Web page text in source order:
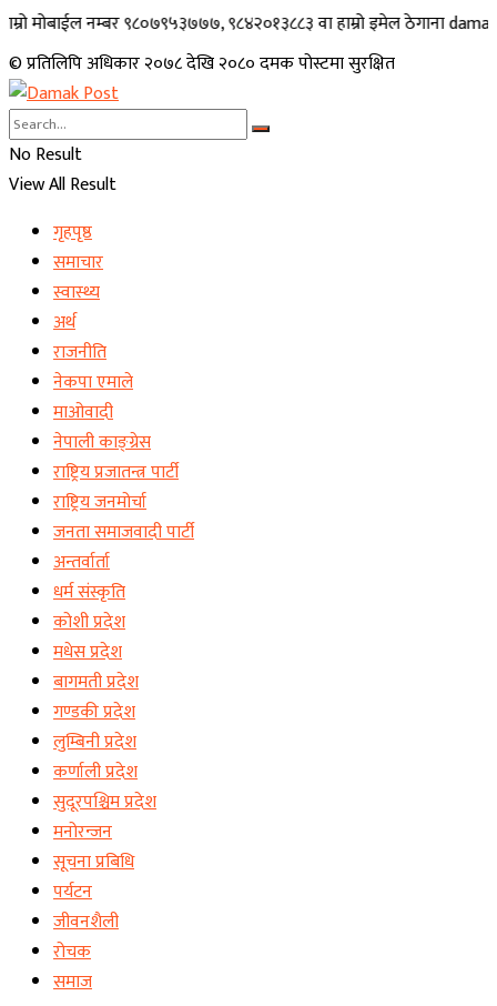
नम्बर ९८०७९५३७७७, ९८४२०१३८८३ वा हाम्रो इमेल ठेगाना
© प्रतिलिपि अधिकार २०७८ देखि २०८० दमक पोस्टमा सुरक्षित
No Result
View All Result
गृहपृष्ठ
समाचार
स्वास्थ्य
अर्थ
राजनीति
नेकपा एमाले
माओवादी
नेपाली काङ्ग्रेस
राष्ट्रिय प्रजातन्त्र पार्टी
राष्ट्रिय जनमोर्चा
जनता समाजवादी पार्टी
अन्तर्वार्ता
धर्म संस्कृति
कोशी प्रदेश
मधेस प्रदेश
बागमती प्रदेश
गण्डकी प्रदेश
लुम्बिनी प्रदेश
कर्णाली प्रदेश
सुदूरपश्चिम प्रदेश
मनोरन्जन
सूचना प्रबिधि
पर्यटन
जीवनशैली
रोचक
समाज